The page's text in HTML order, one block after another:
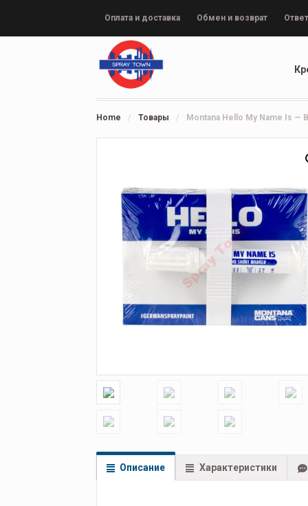
Оплата и доставка Обмен и возврат
Home / Товары / Montana Hello My Name Is —
Описание Характеристики